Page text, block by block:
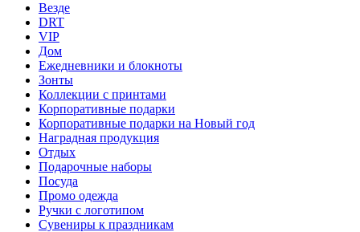
Везде
DRT
VIP
Дом
Ежедневники и блокноты
Зонты
Коллекции с принтами
Корпоративные подарки
Корпоративные подарки на Новый год
Наградная продукция
Отдых
Подарочные наборы
Посуда
Промо одежда
Ручки с логотипом
Сувениры к праздникам